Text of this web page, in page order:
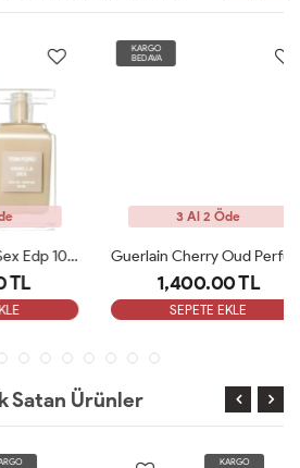
Tom Ford Vanilla Sex Edp 100 Ml Unisex Parfüm
3 Al 2 Öde
Guerlain Cherry Oud Perfume Edp 100 ML Unisex Parfüm ARC
1,400.00 TL
SEPETE EKLE
Satan Ürünler